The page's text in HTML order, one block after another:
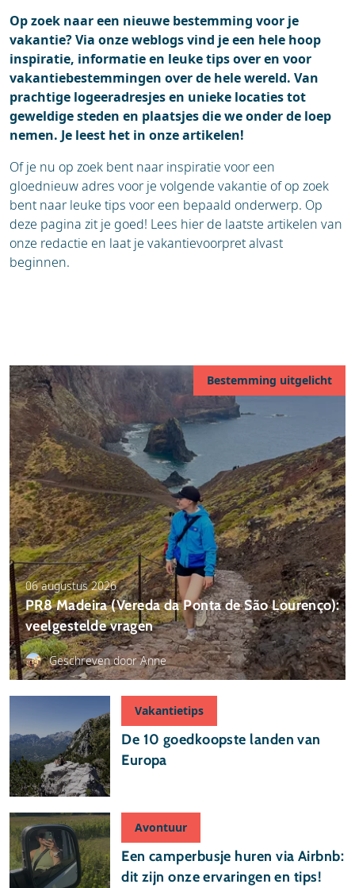
Op zoek naar een nieuwe bestemming voor je
vakantie? Via onze weblogs vind je een hele hoop
inspiratie, informatie en leuke tips over en voor
vakantiebestemmingen over de hele wereld. Van
prachtige logeeradresjes en unieke locaties tot
geweldige steden en plaatsjes die we onder de loep
nemen. Je leest het in onze artikelen!
Of je nu op zoek bent naar inspiratie voor een
gloednieuw adres voor je volgende vakantie of op zoek
bent naar leuke tips voor een bepaald onderwerp. Op
deze pagina zit je goed! Lees hier de laatste artikelen van
onze redactie en laat je vakantievoorpret alvast
beginnen.
Bestemming uitgelicht
06 augustus 2026
PR8 Madeira (Vereda da Ponta de São Lourenço):
veelgestelde vragen
Geschreven door Anne
Vakantietips
De 10 goedkoopste landen van
Europa
Avontuur
Een camperbusje huren via Airbnb:
dit zijn onze ervaringen en tips!